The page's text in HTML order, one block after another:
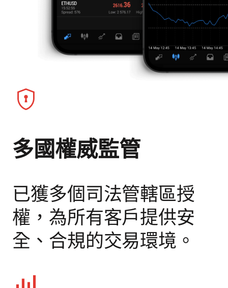
多國權威監管
已獲多個司法管轄區授
權，為所有客戶提供安
全、合規的交易環境。